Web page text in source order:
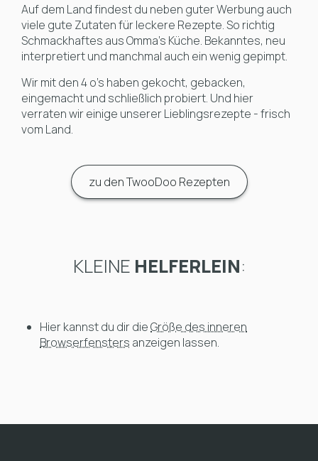
Auf dem Land findest du neben guter Werbung auch
viele gute Zutaten für leckere Rezepte. So richtig
Schmackhaftes aus Omma's Küche. Bekanntes, neu
interpretiert und manchmal auch ein wenig gepimpt.
Wir mit den 4 o's haben gekocht, gebacken,
eingemacht und schließlich probiert. Und hier
verraten wir einige unserer Lieblingsrezepte - frisch
vom Land.
zu den TwooDoo Rezepten
KLEINE HELFERLEIN:
Hier kannst du dir dieGröße des inneren
Browserfensters anzeigen lassen.